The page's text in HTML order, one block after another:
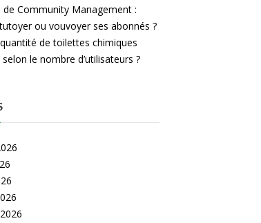
de Community Management :
ou vouvoyer ses abonnés ?
de toilettes chimiques
le nombre d’utilisateurs ?